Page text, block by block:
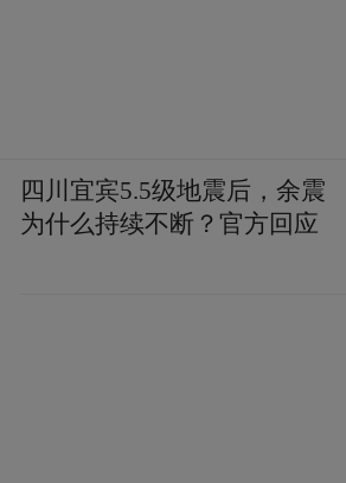
四川宜宾5.5级地震后，余震
为什么持续不断？官方回应